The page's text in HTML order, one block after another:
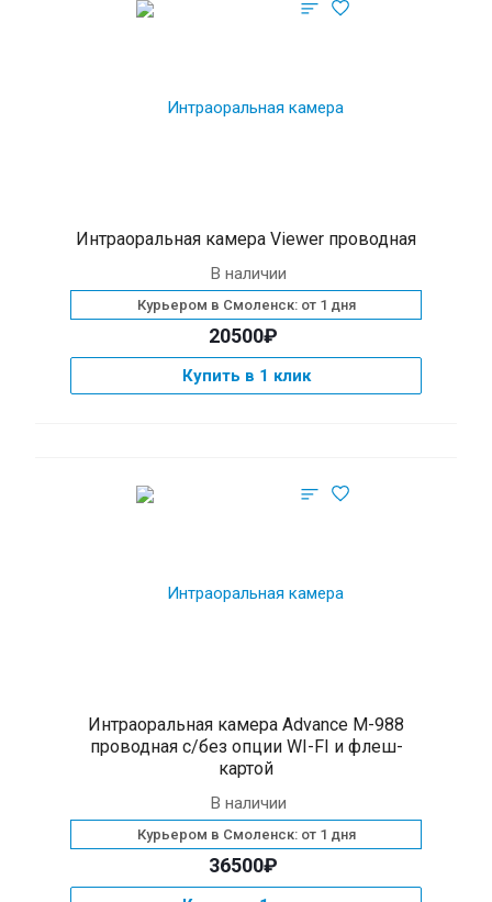
Интраоральная камера Viewer проводная
В наличии
Курьером в Смоленск: от 1 дня
20500₽
Купить в 1 клик
Интраоральная камера Advance M-988
проводная c/без опции WI-FI и флеш-
картой
В наличии
Курьером в Смоленск: от 1 дня
36500₽